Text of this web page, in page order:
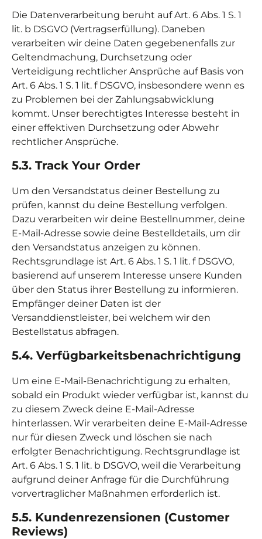
Die Datenverarbeitung beruht auf Art. 6 Abs. 1 S. 1
lit. b DSGVO (Vertragserfüllung). Daneben
verarbeiten wir deine Daten gegebenenfalls zur
Geltendmachung, Durchsetzung oder
Verteidigung rechtlicher Ansprüche auf Basis von
Art. 6 Abs. 1 S. 1 lit. f DSGVO, insbesondere wenn es
zu Problemen bei der Zahlungsabwicklung
kommt. Unser berechtigtes Interesse besteht in
einer effektiven Durchsetzung oder Abwehr
rechtlicher Ansprüche.
5.3. Track Your Order
Um den Versandstatus deiner Bestellung zu
prüfen, kannst du deine Bestellung verfolgen.
Dazu verarbeiten wir deine Bestellnummer, deine
E-Mail-Adresse sowie deine Bestelldetails, um dir
den Versandstatus anzeigen zu können.
Rechtsgrundlage ist Art. 6 Abs. 1 S. 1 lit. f DSGVO,
basierend auf unserem Interesse unsere Kunden
über den Status ihrer Bestellung zu informieren.
Empfänger deiner Daten ist der
Versanddienstleister, bei welchem wir den
Bestellstatus abfragen.
5.4. Verfügbarkeitsbenachrichtigung
Um eine E-Mail-Benachrichtigung zu erhalten,
sobald ein Produkt wieder verfügbar ist, kannst du
zu diesem Zweck deine E-Mail-Adresse
hinterlassen. Wir verarbeiten deine E-Mail-Adresse
nur für diesen Zweck und löschen sie nach
erfolgter Benachrichtigung. Rechtsgrundlage ist
Art. 6 Abs. 1 S. 1 lit. b DSGVO, weil die Verarbeitung
aufgrund deiner Anfrage für die Durchführung
vorvertraglicher Maßnahmen erforderlich ist.
5.5. Kundenrezensionen (Customer
Reviews)